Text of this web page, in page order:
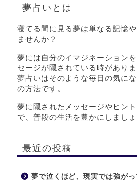
夢占いとは
寝てる間に見る夢は単なる記憶
ませんか？
夢には自分のイマジネーション
セージが隠されている時がありま
夢占いはそのような毎日の気に
の方法です。
夢に隠されたメッセージやヒン
で、普段の生活を豊かにしましょ
最近の投稿
夢で泣くほど、現実では強がっ